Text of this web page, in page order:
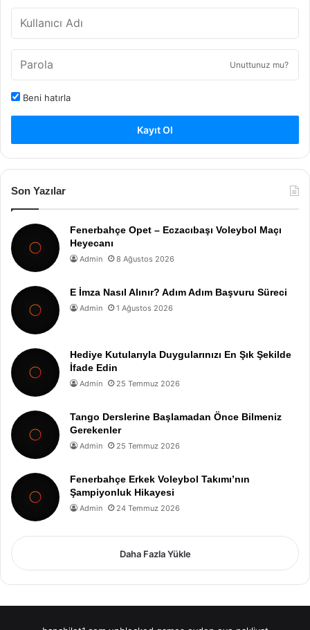
Unuttunuz mu?
Beni hatırla
Kayıt Ol
Son Yazılar
Fenerbahçe Opet – Eczacıbaşı Voleybol Maçı
Heyecanı
Admin 8 Ağustos 2026
E İmza Nasıl Alınır? Adım Adım Başvuru Süreci
Admin 1 Ağustos 2026
Hediye Kutularıyla Duygularınızı En Şık Şekilde
İfade Edin
Admin 25 Temmuz 2026
Tango Derslerine Başlamadan Önce Bilmeniz
Gerekenler
Admin 25 Temmuz 2026
Fenerbahçe Erkek Voleybol Takımı’nın
Şampiyonluk Hikayesi
Admin 24 Temmuz 2026
Daha Fazla Yükle